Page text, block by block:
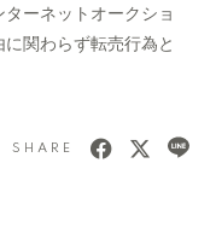
ーネットオークショ
関わらず転売行為と
SHARE